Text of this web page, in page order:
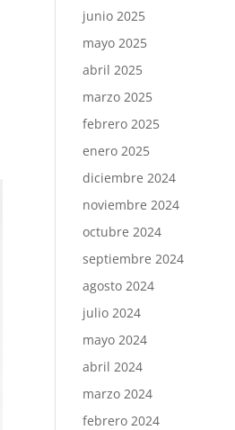
junio 2025
mayo 2025
abril 2025
marzo 2025
febrero 2025
enero 2025
diciembre 2024
noviembre 2024
octubre 2024
septiembre 2024
agosto 2024
julio 2024
mayo 2024
abril 2024
marzo 2024
febrero 2024